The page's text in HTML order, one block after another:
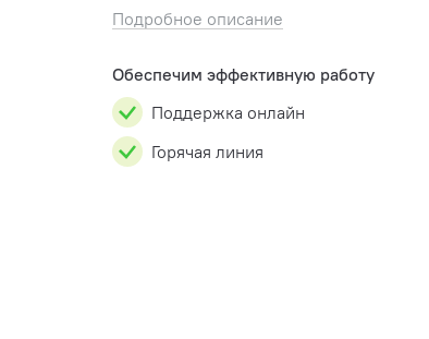
компактностью конструкции, простотой
обслуживания и надежностью в эксп�...
Подробное описание
Обеспечим эффективную работу
Поддержка онлайн
Горячая линия